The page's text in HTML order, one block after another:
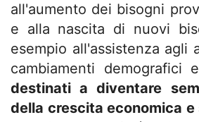
all'aumento dei bisogni
e alla nascita di nuovi
esempio all'assistenza agli
cambiamenti demografici
destinati a diventare
della crescita economica e